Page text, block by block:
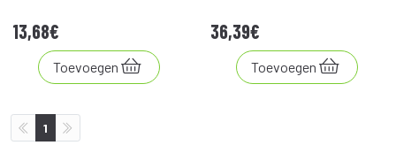
13,68€
Toevoegen
36,39€
Toevoegen
1